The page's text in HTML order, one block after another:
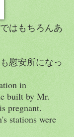
はもちろんあ
慰安所になっ
in
built by Mr.
pregnant.
stations were